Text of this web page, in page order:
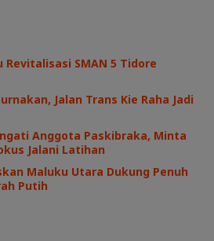
Revitalisasi SMAN 5 Tidore
Jalan Trans Kie Raha Jadi
Anggota Paskibraka, Minta
Jalani Latihan
Maluku Utara Dukung Penuh
Putih